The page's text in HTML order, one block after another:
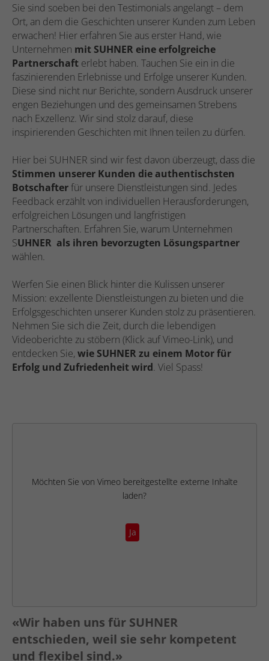
Sie sind soeben bei den Testimonials angelangt – dem
Ort, an dem die Geschichten unserer Kunden zum Leben
erwachen! Hier erfahren Sie aus erster Hand, wie
Unternehmen mit SUHNER eine erfolgreiche
Partnerschaft erlebt haben. Tauchen Sie ein in die
faszinierenden Erlebnisse und Erfolge unserer Kunden.
Diese sind nicht nur Berichte, sondern Ausdruck unserer
engen Beziehungen und des gemeinsamen Strebens
nach Exzellenz. Wir sind stolz darauf, diese
inspirierenden Geschichten mit Ihnen teilen zu dürfen.
Hier bei SUHNER sind wir fest davon überzeugt, dass die
Stimmen unserer Kunden die authentischsten
Botschafterfür unsere Dienstleistungen sind. Jedes
Feedback erzählt von individuellen Herausforderungen,
erfolgreichen Lösungen und langfristigen
Partnerschaften. Erfahren Sie, warum Unternehmen
SUHNER als ihren bevorzugten Lösungspartner
wählen.
Werfen Sie einen Blick hinter die Kulissen unserer
Mission: exzellente Dienstleistungen zu bieten und die
Erfolgsgeschichten unserer Kunden stolz zu präsentieren.
Nehmen Sie sich die Zeit, durch die lebendigen
Videoberichte zu stöbern (Klick auf Vimeo-Link), und
entdecken Sie,wie SUHNER zu einem Motor für
Erfolg und Zufriedenheit wird. Viel Spass!
Möchten Sie von Vimeobereitgestellte externe Inhalte
laden?
Ja
«Wir haben uns für SUHNER
entschieden, weil sie sehr kompetent
und flexibel sind.»